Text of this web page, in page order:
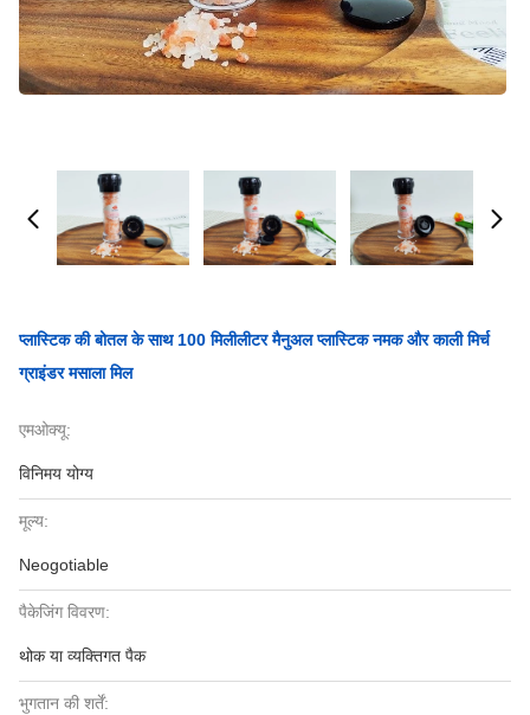
प्लास्टिक की बोतल के साथ 100 मिलीलीटर मैनुअल प्लास्टिक नमक और काली मिर्च
ग्राइंडर मसाला मिल
एमओक्यू:
विनिमय योग्य
मूल्य:
Neogotiable
पैकेजिंग विवरण:
थोक या व्यक्तिगत पैक
भुगतान की शर्तें: